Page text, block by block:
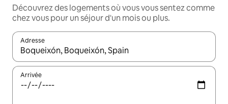
Découvrez des logements où vous vous sentez comme
chez vous pour un séjour d'un mois ou plus.
Adresse
Lorsque les résultats s'affichent, utilisez les flèches vers le
Arrivée